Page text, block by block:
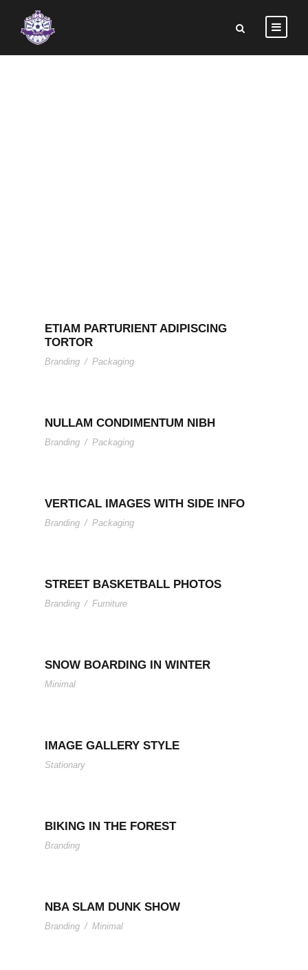
ETIAM PARTURIENT ADIPISCING
TORTOR
Branding / Packaging
NULLAM CONDIMENTUM NIBH
Branding / Packaging
VERTICAL IMAGES WITH SIDE INFO
Branding / Packaging
STREET BASKETBALL PHOTOS
Branding / Furniture
SNOW BOARDING IN WINTER
Minimal
IMAGE GALLERY STYLE
Stationary
BIKING IN THE FOREST
Branding
NBA SLAM DUNK SHOW
Branding / Minimal